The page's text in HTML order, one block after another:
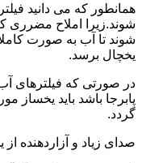
شوند.زیرا املاح
شوند تا آب به صورت
یخچال برسد.
در صورتی که فیلترهای
پابرجا باشد باید
گردد.
صدای زیاد و آزاردهنده